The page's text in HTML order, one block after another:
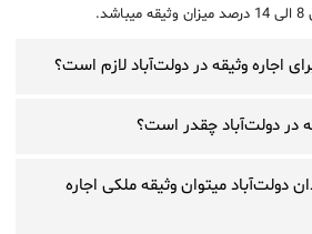
اجاره وثیقه در دولت‌آباد لازم است؟
در دولت‌آباد چقدر است؟
دولت‌آباد میتوان وثیقه ملکی اجاره